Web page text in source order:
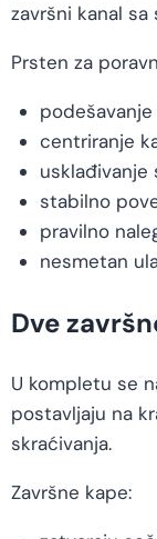
završni kanal
Prsten za
centriranje
usklađivanje
stabilno
pravilno
nesmetan
Dve
U kompletu se
postavljaju na
skraćivanja.
Završne kape: